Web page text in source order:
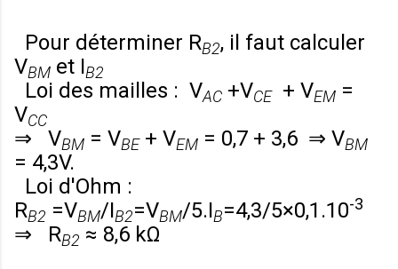
Pour déterminer RB2, il faut calculer
VBM et IB2
Loi des mailles : VAC +VCE+ VEM =
VCC
⇒ VBM = VBE+ VEM = 0,7 + 3,6 ⇒ VBM
= 4,3V.
Loi d'Ohm :
RB2 =VBM/IB2=VBM/5.IB=4,3/5×0,1.10-3
⇒ RB2 ≈ 8,6 kΩ